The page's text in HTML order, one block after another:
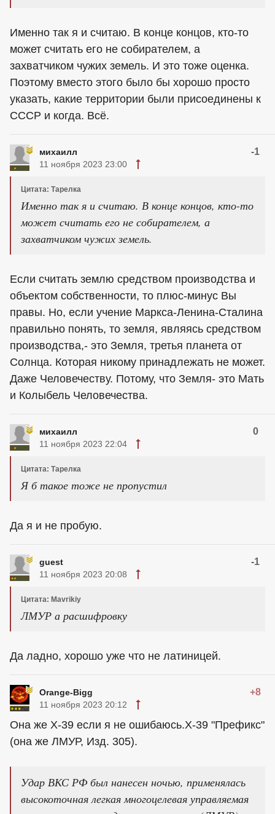
Именно так я и считаю. В конце концов, кто-то
может считать его не собирателем, а
захватчиком чужих земель. И это тоже оценка.
Поэтому вместо этого было бы хорошо просто
указать, какие территории были присоединены к
СССР и когда. Всё.
михаилл -1
11 ноября 2023 23:00
Цитата: Тарелка
Именно так я и считаю. В конце концов, кто-то
может считать его не собирателем, а
захватчиком чужих земель.
Если считать землю средством производства и
объектом собственности, то плюс-минус Вы
правы. Но, если учение Маркса-Ленина-Сталина
правильно понять, то земля, являясь средством
производства,- это Земля, третья планета от
Солнца. Которая никому принадлежать не может.
Даже Человечеству. Потому, что Земля- это Мать
и Колыбель Человечества.
михаилл 0
11 ноября 2023 22:04
Цитата: Тарелка
Я б такое тоже не пропустил
Да я и не пробую.
guest -1
11 ноября 2023 20:08
Цитата: Mavrikiy
ЛМУР а расшифровку
Да ладно, хорошо уже что не латиницей.
Orange-Bigg +8
11 ноября 2023 20:12
Она же Х-39 если я не ошибаюсь.Х-39 "Префикс"
(она же ЛМУР, Изд. 305).
Удар ВКС РФ был нанесен ночью, применялась
высокоточная легкая многоцелевая управляемая